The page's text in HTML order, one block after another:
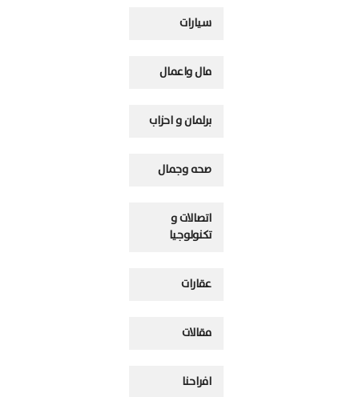
سيارات
مال واعمال
برلمان و احزاب
صحه وجمال
اتصالات و
تكنولوجيا
عقارات
مقالات
افراحنا